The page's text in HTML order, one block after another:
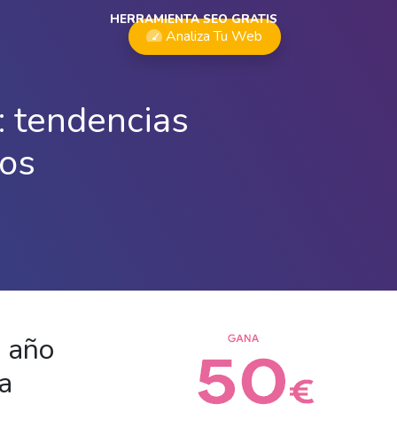
Analiza Tu Web
HERRAMIENTA SEO GRATIS
tendencias